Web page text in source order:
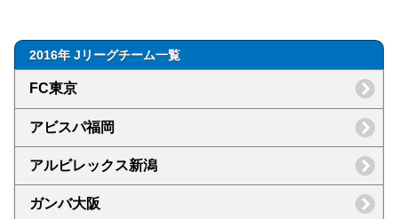
2016年 Jリーグチーム一覧
FC東京
アビスパ福岡
アルビレックス新潟
ガンバ大阪